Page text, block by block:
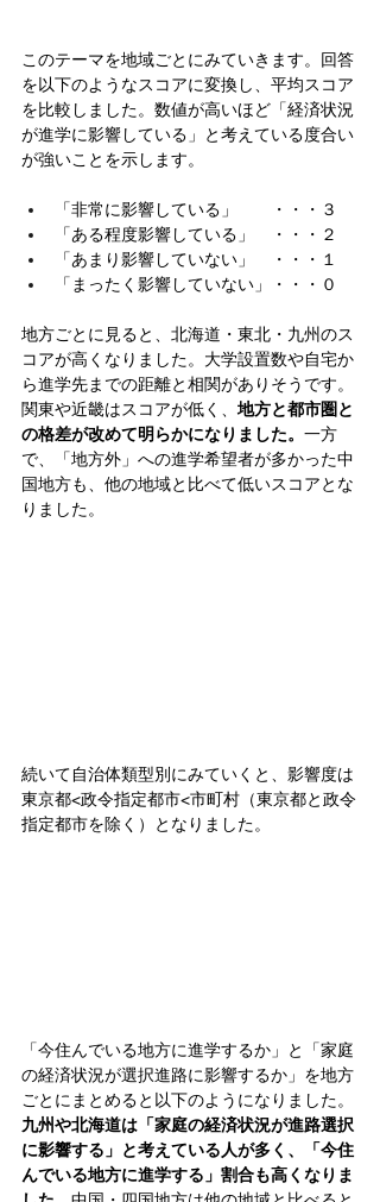
このテーマを地域ごとにみていきます。回答
を以下のようなスコアに変換し、平均スコア
を比較しました。数値が高いほど「経済状況
が進学に影響している」と考えている度合い
が強いことを示します。
「非常に影響している」　　・・・３
「ある程度影響している」　・・・２
「あまり影響していない」　・・・１
「まったく影響していない」・・・０
地方ごとに見ると、北海道・東北・九州のス
コアが高くなりました。大学設置数や自宅か
ら進学先までの距離と相関がありそうです。
関東や近畿はスコアが低く、 地方と都市圏と
の格差が改めて明らかになりました。 一方
で、「地方外」への進学希望者が多かった中
国地方も、他の地域と比べて低いスコアとな
りました。
続いて自治体類型別にみていくと、影響度は
東京都<政令指定都市<市町村（東京都と政令
指定都市を除く）となりました。
「今住んでいる地方に進学するか」と「家庭
の経済状況が選択進路に影響するか」を地方
ごとにまとめると以下のようになりました。
九州や北海道は「家庭の経済状況が進路選択
に影響する」と考えている人が多く、「今住
んでいる地方に進学する」割合も高くなりま